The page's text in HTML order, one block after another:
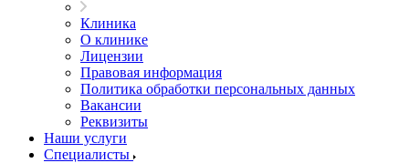
Клиника
О клинике
Лицензии
Правовая информация
Политика обработки персональных данных
Вакансии
Реквизиты
Наши услуги
Специалисты